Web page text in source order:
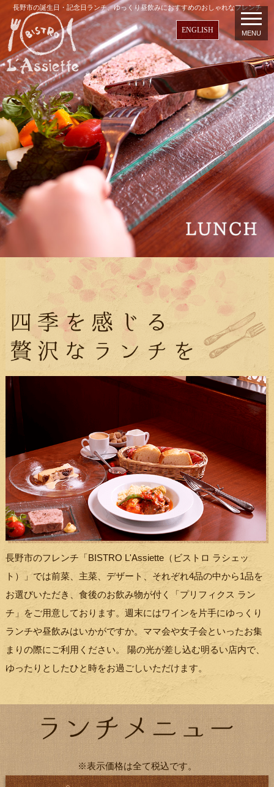
長野市の誕生日・記念日ランチ、ゆっくり昼飲みにおすすめのおしゃれなフレンチ
ENGLISH MENU
長野市のフレンチ「BISTRO L'Assiette（ビストロ ラシェッ
ト）」では前菜、主菜、デザート、それぞれ4品の中から1品を
お選びいただき、食後のお飲み物が付く「プリフィクス ラン
チ」をご用意しております。週末にはワインを片手にゆっくり
ランチや昼飲みはいかがですか。ママ会や女子会といったお集
まりの際にご利用ください。 陽の光が差し込む明るい店内で、
ゆったりとしたひと時をお過ごしいただけます。
※表示価格は全て税込です。